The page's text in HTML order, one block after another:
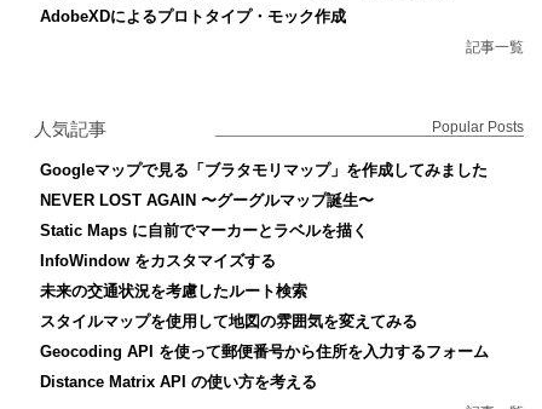
AdobeXDによるプロトタイプ・モック作成
記事一覧
人気記事 Popular Posts
Googleマップで見る「ブラタモリマップ」を作成してみました
NEVER LOST AGAIN 〜グーグルマップ誕生〜
Static Maps に自前でマーカーとラベルを描く
InfoWindow をカスタマイズする
未来の交通状況を考慮したルート検索
スタイルマップを使用して地図の雰囲気を変えてみる
Geocoding API を使って郵便番号から住所を入力するフォーム
Distance Matrix API の使い方を考える